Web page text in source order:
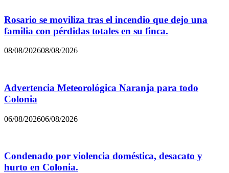
Rosario se moviliza tras el incendio que dejo una
familia con pérdidas totales en su finca.
08/08/202608/08/2026
Advertencia Meteorológica Naranja para todo
Colonia
06/08/202606/08/2026
Condenado por violencia doméstica, desacato y
hurto en Colonia.